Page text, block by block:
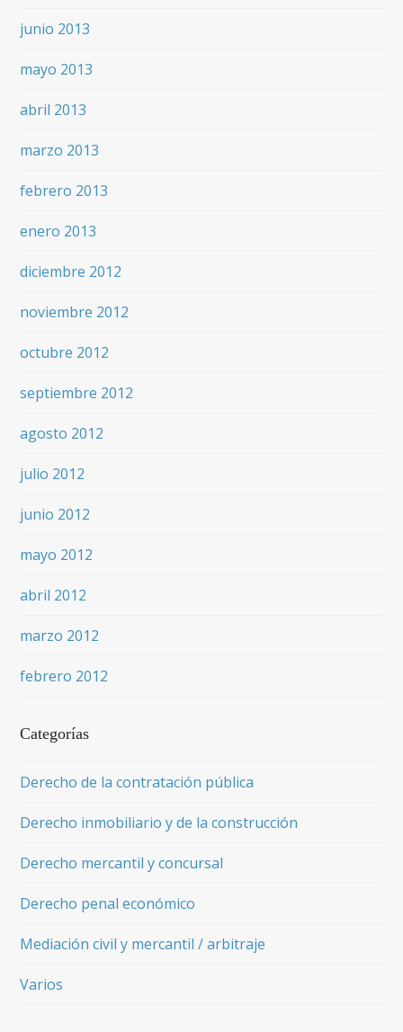
junio 2013
mayo 2013
abril 2013
marzo 2013
febrero 2013
enero 2013
diciembre 2012
noviembre 2012
octubre 2012
septiembre 2012
agosto 2012
julio 2012
junio 2012
mayo 2012
abril 2012
marzo 2012
febrero 2012
Categorías
Derecho de la contratación pública
Derecho inmobiliario y de la construcción
Derecho mercantil y concursal
Derecho penal económico
Mediación civil y mercantil / arbitraje
Varios